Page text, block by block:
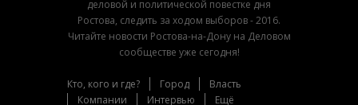
деловой и политической повестке дня
Ростова, следить за ходом выборов - 2016.
Читайте новости Ростова-на-Дону на Деловом
сообществе уже сегодня!
Кто, кого и где? Город
Власть
Компании
Интервью Ещё